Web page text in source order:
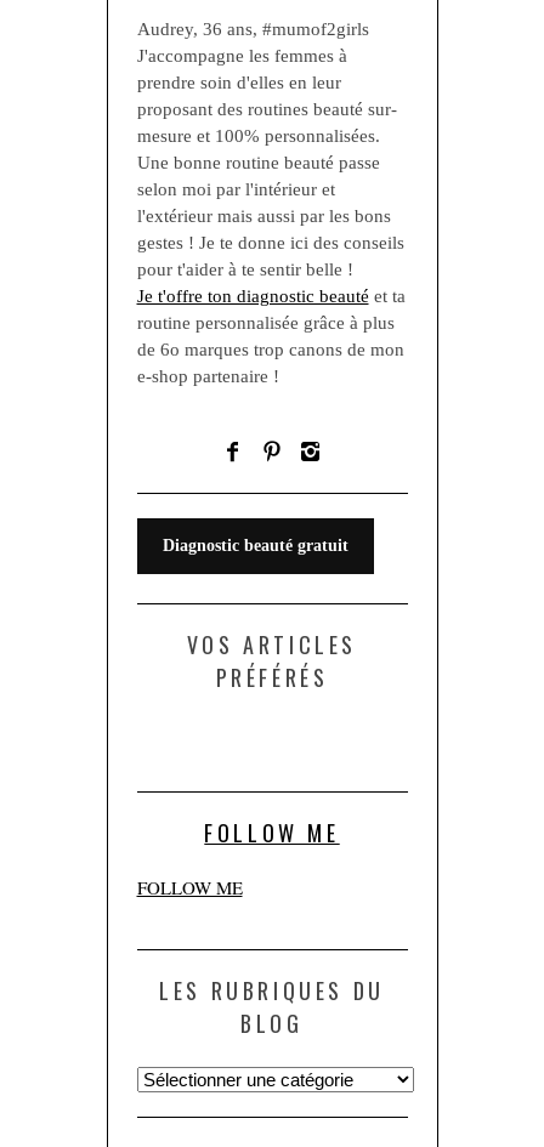
Audrey, 36 ans, #mumof2girls
J'accompagne les femmes à
prendre soin d'elles en leur
proposant des routines beauté sur-
mesure et 100% personnalisées.
Une bonne routine beauté passe
selon moi par l'intérieur et
l'extérieur mais aussi par les bons
gestes ! Je te donne ici des conseils
pour t'aider à te sentir belle !
Je t'offre ton diagnostic beauté et ta
routine personnalisée grâce à plus
de 6o marques trop canons de mon
e-shop partenaire !
Diagnostic beauté gratuit
VOS ARTICLES
PRÉFÉRÉS
FOLLOW ME
FOLLOW ME
LES RUBRIQUES DU
BLOG
Les